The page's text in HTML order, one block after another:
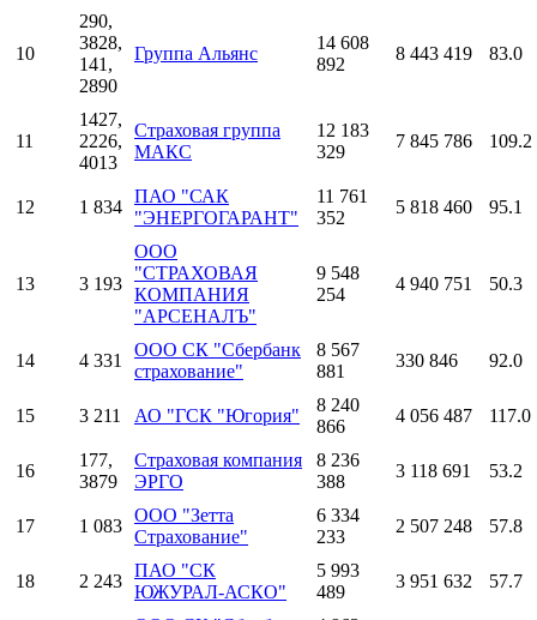
10
290,
3828,
141,
2890
Группа Альянс
14 608
892
8 443 419 83.0
11
1427,
2226,
4013
Страховая группа
МАКС
12 183
329
7 845 786 109.2
12 1 834
ПАО "САК
"ЭНЕРГОГАРАНТ"
11 761
352
5 818 460 95.1
13 3 193
ООО
"СТРАХОВАЯ
КОМПАНИЯ
"АРСЕНАЛЪ"
9 548
254
4 940 751 50.3
14 4 331
ООО СК "Сбербанк
страхование"
8 567
881
330 846 92.0
15 3 211 АО "ГСК "Югория"
8 240
866
4 056 487 117.0
16
177,
3879
Страховая компания
ЭРГО
8 236
388
3 118 691 53.2
17 1 083
ООО "Зетта
Страхование"
6 334
233
2 507 248 57.8
18 2 243
ПАО "СК
ЮЖУРАЛ-АСКО"
5 993
489
3 951 632 57.7